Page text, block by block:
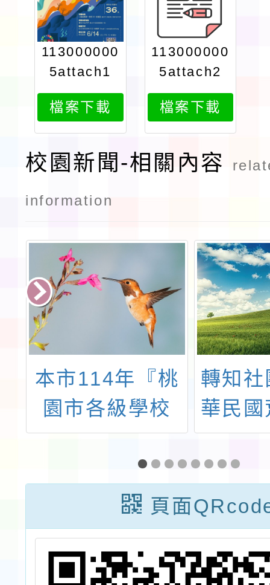
113000000
5attach1
檔案下載
113000000
5attach2
檔案下載
校園新聞-相關內容
information
本市114年『桃
園市各級學校
「人本交通教
育」融入教學教
案設計工作
坊』， 鼓勵教
師報名參加
轉知
華民
協會
理節
及工
頁面